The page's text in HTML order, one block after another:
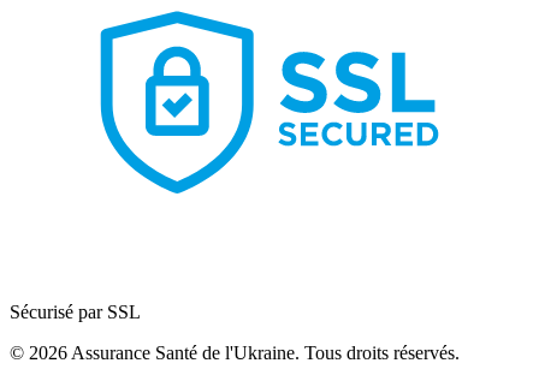
Sécurisé par SSL
© 2026 Assurance Santé de l'Ukraine. Tous droits réservés.